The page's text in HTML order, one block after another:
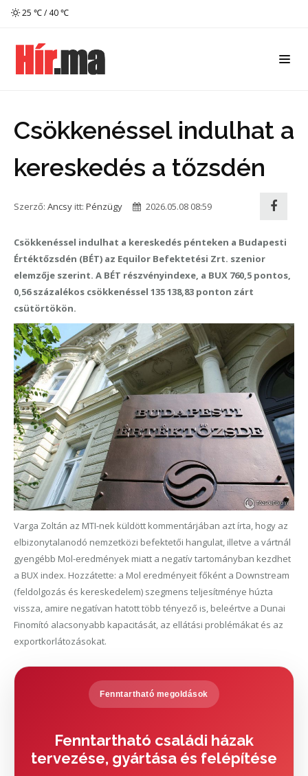
25 ℃ / 40 ℃
Csökkenéssel indulhat a
kereskedés a tőzsdén
Szerző: Ancsy itt: Pénzügy 2026.05.08 08:59
Csökkenéssel indulhat a kereskedés pénteken a Budapesti
Értéktőzsdén (BÉT) az Equilor Befektetési Zrt. szenior
elemzője szerint. A BÉT részvényindexe, a BUX 760,5 pontos,
0,56 százalékos csökkenéssel 135 138,83 ponton zárt
csütörtökön.
Varga Zoltán az MTI-nek küldött kommentárjában azt írta, hogy az
elbizonytalanodó nemzetközi befektetői hangulat, illetve a vártnál
gyengébb Mol-eredmények miatt a negatív tartományban kezdhet
a BUX index. Hozzátette: a Mol eredményeit főként a Downstream
(feldolgozás és kereskedelem) szegmens teljesítménye húzta
vissza, amire negatívan hatott több tényező is, beleértve a Dunai
Finomító alacsonyabb kapacitását, az ellátási problémákat és az
exportkorlátozásokat.
Fenntartható megoldások
Fenntartható családi házak
tervezése, gyártása és felépítése